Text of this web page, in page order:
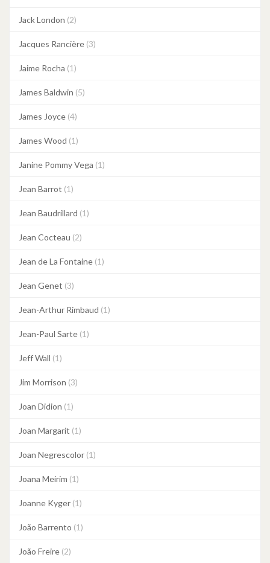
Jack London (2)
Jacques Rancière (3)
Jaime Rocha (1)
James Baldwin (5)
James Joyce (4)
James Wood (1)
Janine Pommy Vega (1)
Jean Barrot (1)
Jean Baudrillard (1)
Jean Cocteau (2)
Jean de La Fontaine (1)
Jean Genet (3)
Jean-Arthur Rimbaud (1)
Jean-Paul Sarte (1)
Jeff Wall (1)
Jim Morrison (3)
Joan Didion (1)
Joan Margarit (1)
Joan Negrescolor (1)
Joana Meirim (1)
Joanne Kyger (1)
João Barrento (1)
João Freire (2)